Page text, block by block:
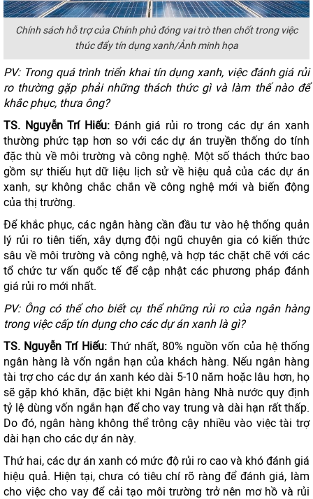
Chính sách hỗ trợ của Chính phủ đóng vai trò then chốt trong việc
thúc đẩy tín dụng xanh/Ảnh minh họa
PV: Trong quá trình triển khai tín dụng xanh, việc đánh giá rủi
ro thường gặp phải những thách thức gì và làm thế nào để
khắc phục, thưa ông?
TS. NguyễnTrí Hiếu: Đánh giá rủi ro trong các dự án xanh
thường phức tạp hơn so với các dự án truyền thống do tính
đặc thù về môi trường và công nghệ. Một số thách thức bao
gồm sự thiếu hụt dữ liệu lịch sử về hiệu quả của các dự án
xanh, sự không chắc chắn về công nghệ mới và biến động
của thị trường.
Để khắc phục, các ngân hàng cần đầu tư vào hệ thống quản
lý rủi ro tiên tiến, xây dựng đội ngũ chuyên gia có kiến thức
sâu về môi trường và công nghệ, và hợp tác chặt chẽ với các
tổ chức tư vấn quốc tế để cập nhật các phương pháp đánh
giá rủi ro mới nhất.
PV: Ông có thể cho biết cụ thể những rủi ro của ngân hàng
trong việc cấp tín dụngcho các dự án xanh là gì?
TS. Nguyễn Trí Hiếu:Thứ nhất, 80% nguồn vốn của hệ thống
ngân hàng là vốn ngắn hạn của khách hàng. Nếu ngân hàng
tài trợ cho các dự án xanh kéo dài 5-10 năm hoặc lâu hơn, họ
sẽ gặp khó khăn, đặc biệt khi Ngân hàng Nhà nước quy định
tỷ lệ dùng vốn ngắn hạn để cho vay trung và dài hạn rất thấp.
Do đó, ngân hàng không thể trông cậy nhiều vào việc tài trợ
dài hạn cho các dự án này.
Thứ hai, các dự án xanh có mức độ rủi ro cao và khó đánh giá
hiệu quả. Hiện tại, chưa có tiêu chí rõ ràng để đánh giá, làm
cho việc cho vay để cải tạo môi trường trở nên mơ hồ và rủi